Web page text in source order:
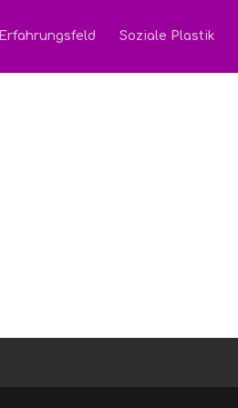
Erfahrungsfeld Soziale Plastik